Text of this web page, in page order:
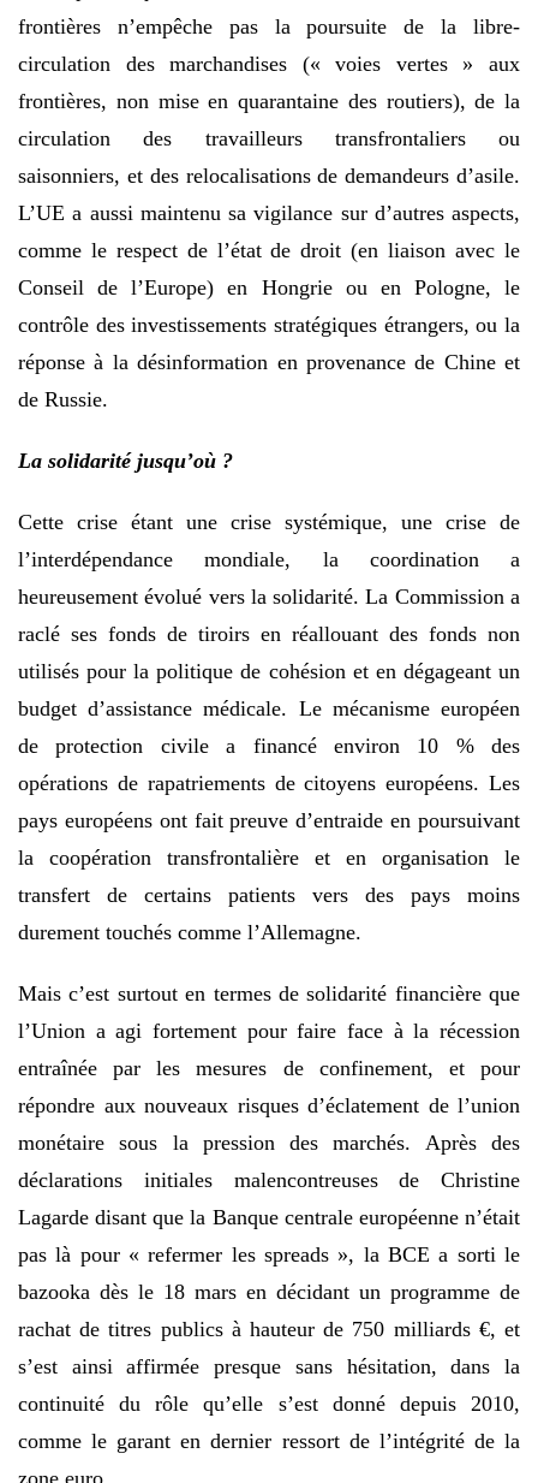
frontières n’empêche pas la poursuite de la libre-
circulation des marchandises (« voies vertes » aux
frontières, non mise en quarantaine des routiers), de la
circulation des travailleurs transfrontaliers ou
saisonniers, et des relocalisations de demandeurs d’asile.
L’UE a aussi maintenu sa vigilance sur d’autres aspects,
comme le respect de l’état de droit (en liaison avec le
Conseil de l’Europe) en Hongrie ou en Pologne, le
contrôle des investissements stratégiques étrangers, ou la
réponse à la désinformation en provenance de Chine et
de Russie.
La solidarité jusqu’où ?
Cette crise étant une crise systémique, une crise de
l’interdépendance mondiale, la coordination a
heureusement évolué vers la solidarité. La Commission a
raclé ses fonds de tiroirs en réallouant des fonds non
utilisés pour la politique de cohésion et en dégageant un
budget d’assistance médicale. Le mécanisme européen
de protection civile a financé environ 10 % des
opérations de rapatriements de citoyens européens. Les
pays européens ont fait preuve d’entraide en poursuivant
la coopération transfrontalière et en organisation le
transfert de certains patients vers des pays moins
durement touchés comme l’Allemagne.
Mais c’est surtout en termes de solidarité financière que
l’Union a agi fortement pour faire face à la récession
entraînée par les mesures de confinement, et pour
répondre aux nouveaux risques d’éclatement de l’union
monétaire sous la pression des marchés. Après des
déclarations initiales malencontreuses de Christine
Lagarde disant que la Banque centrale européenne n’était
pas là pour « refermer les spreads », la BCE a sorti le
bazooka dès le 18 mars en décidant un programme de
rachat de titres publics à hauteur de 750 milliards €, et
s’est ainsi affirmée presque sans hésitation, dans la
continuité du rôle qu’elle s’est donné depuis 2010,
comme le garant en dernier ressort de l’intégrité de la